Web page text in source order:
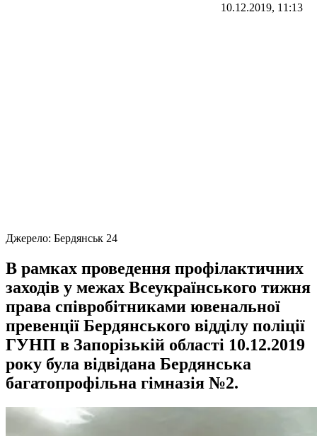
10.12.2019, 11:13
Джерело: Бердянськ 24
В рамках проведення профілактичних
заходів у межах Всеукраїнського тижня
права співробітниками ювенальної
превенції Бердянського відділу поліції
ГУНП в Запорізькій області 10.12.2019
року була відвідана Бердянська
багатопрофільна гімназія №2.